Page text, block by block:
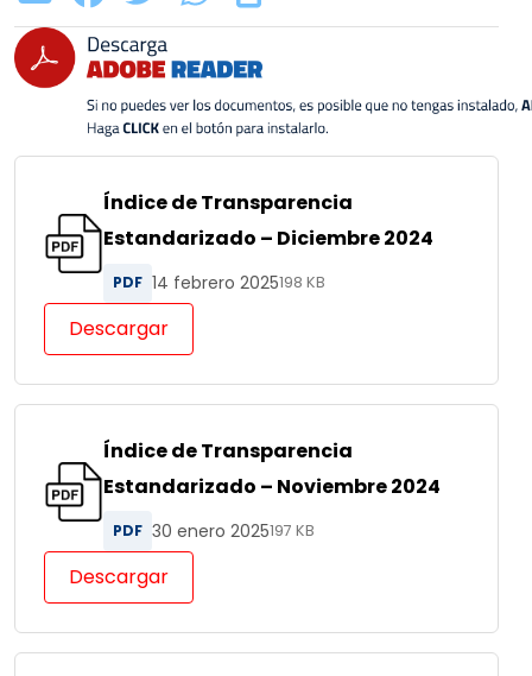
Índice de Transparencia
Estandarizado – Diciembre 2024
PDF 14 febrero 2025198 KB
Descargar
Índice de Transparencia
Estandarizado – Noviembre 2024
PDF 30 enero 2025197 KB
Descargar